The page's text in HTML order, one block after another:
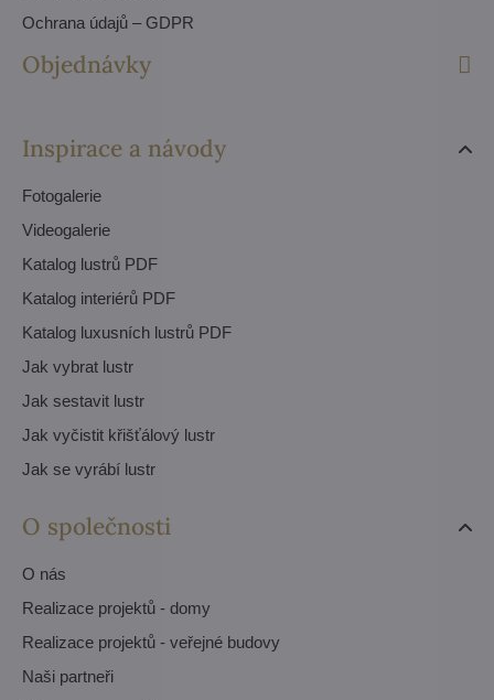
Ochrana údajů – GDPR
Objednávky
Inspirace a návody
Fotogalerie
Videogalerie
Katalog lustrů PDF
Katalog interiérů PDF
Katalog luxusních lustrů PDF
Jak vybrat lustr
Jak sestavit lustr
Jak vyčistit křišťálový lustr
Jak se vyrábí lustr
O společnosti
O nás
Realizace projektů - domy
Realizace projektů - veřejné budovy
Naši partneři